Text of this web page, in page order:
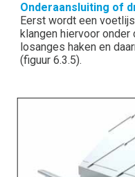
Onderaansluiting of
Eerst wordt een
klangen hiervoor
losanges haken en
(figuur 6.3.5).